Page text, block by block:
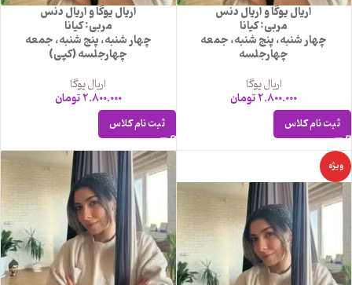
اریال یوگا و اریال دنس
مربی: کیانا
چهار شنبه، پنج شنبه، جمعه
چهارجلسه
اریال یوگا
2.800.000تومان
ثبت نام کلاس
اریال یوگا و اریال دنس
مربی: کیانا
چهار شنبه، پنج شنبه، جمعه
چهارجلسه (کپی)
اریال یوگا
2.800.000تومان
ثبت نام کلاس
ویژه